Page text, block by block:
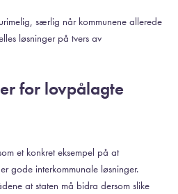
særlig når kommunene allerede
løsninger på tvers av
for lovpålagte
et konkret eksempel på at
gode interkommunale løsninger.
at staten må bidra dersom slike